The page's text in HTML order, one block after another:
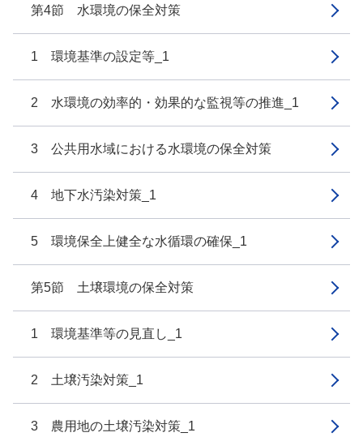
第4節 水環境の保全対策
1 環境基準の設定等_1
2 水環境の効率的・効果的な監視等の推進_1
3 公共用水域における水環境の保全対策
4 地下水汚染対策_1
5 環境保全上健全な水循環の確保_1
第5節 土壌環境の保全対策
1 環境基準等の見直し_1
2 土壌汚染対策_1
3 農用地の土壌汚染対策_1